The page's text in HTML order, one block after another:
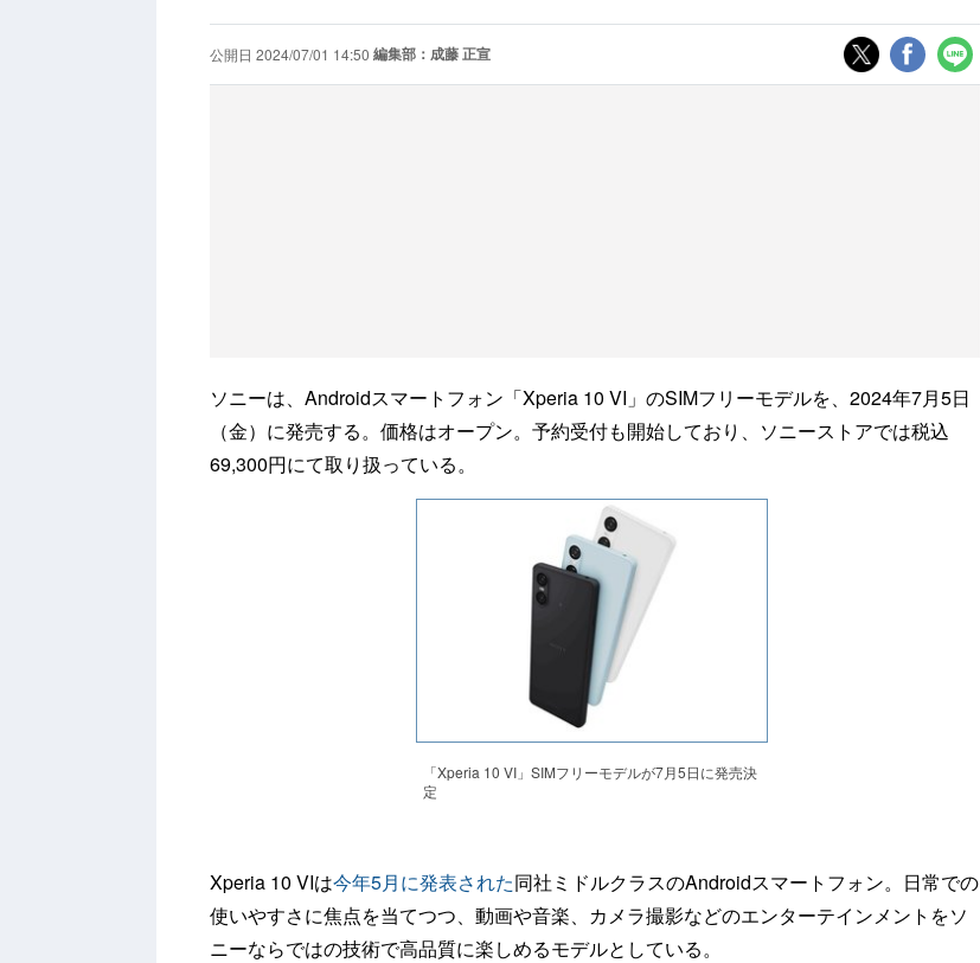
公開日 2024/07/01 14:50 編集部：成藤 正宣
ソニーは、Androidスマートフォン「Xperia 10 VI」のSIMフリーモデルを、2024年7月5日
（金）に発売する。価格はオープン。予約受付も開始しており、ソニーストアでは税込
69,300円にて取り扱っている。
「Xperia 10 VI」SIMフリーモデルが7月5日に発売決
定
Xperia 10 VIは今年5月に発表された同社ミドルクラスのAndroidスマートフォン。日常での
使いやすさに焦点を当てつつ、動画や音楽、カメラ撮影などのエンターテインメントをソ
ニーならではの技術で高品質に楽しめるモデルとしている。